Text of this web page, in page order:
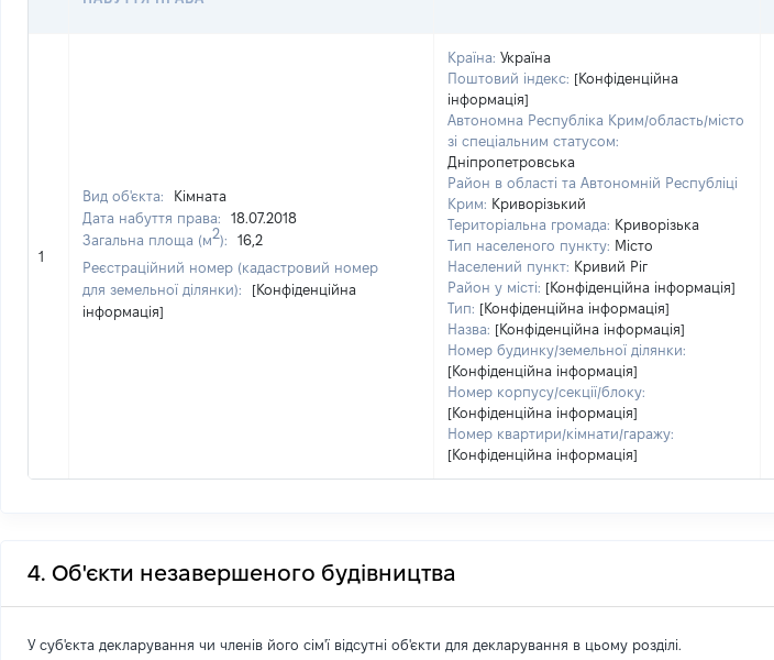
1
Вид об'єкта:
Кімната
Дата набуття права:
18.07.2018
Загальна площа (м2):
16,2
Реєстраційний номер (кадастровий номер
для земельної ділянки):
[Конфіденційна
інформація]
Країна: Україна
Поштовий індекс: [Конфіденційна
інформація]
Автономна Республіка Крим/область/місто
зі спеціальним статусом:
Дніпропетровська
Район в області та Автономній Республіці
Крим: Криворізький
Територіальна громада: Криворізька
Тип населеного пункту: Місто
Населений пункт: Кривий Ріг
Район у місті: [Конфіденційна інформація]
Тип: [Конфіденційна інформація]
Назва: [Конфіденційна інформація]
Номер будинку/земельної ділянки:
[Конфіденційна інформація]
Номер корпусу/секції/блоку:
[Конфіденційна інформація]
Номер квартири/кімнати/гаражу:
[Конфіденційна інформація]
4. Об'єкти незавершеного будівництва
У суб'єкта декларування чи членів його сім'ї відсутні об'єкти для декларування в цьому розділі.